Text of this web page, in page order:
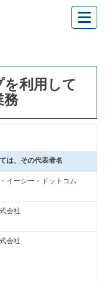
ョ
を
ば
し
こ
ナ
ー
ン
利用して
務
は、その代表者名
イーシー・ドットコム
会社
会社